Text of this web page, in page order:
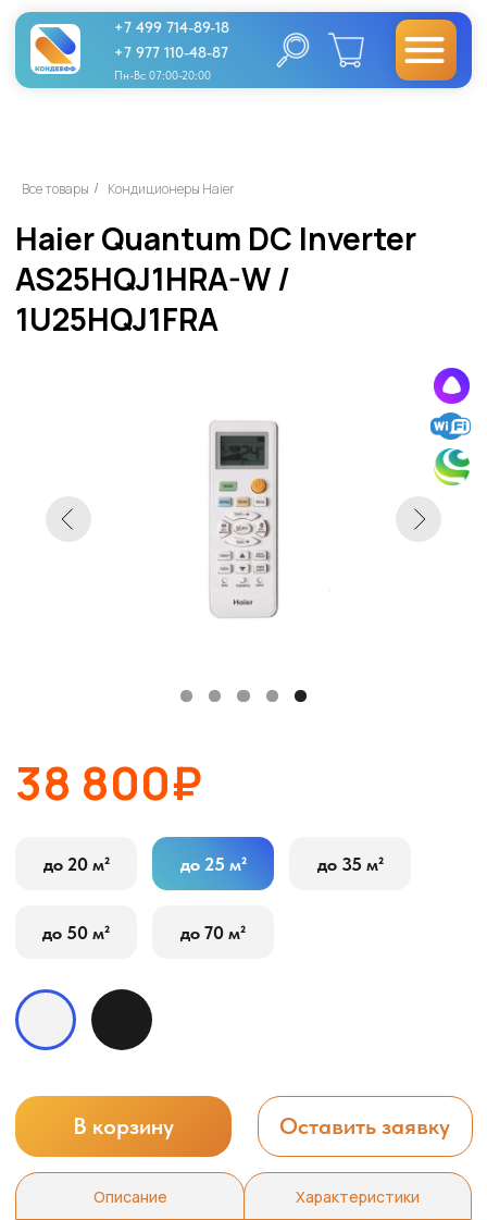
+7 499 714-89-18
+7 977 110-48-87
Пн-Вс 07:00-20:00
Все товары / Кондиционеры Haier
AS25HQJ1HRA-W /
1U25HQJ1FRA
Описание Характеристики
до 35 м²
В корзину